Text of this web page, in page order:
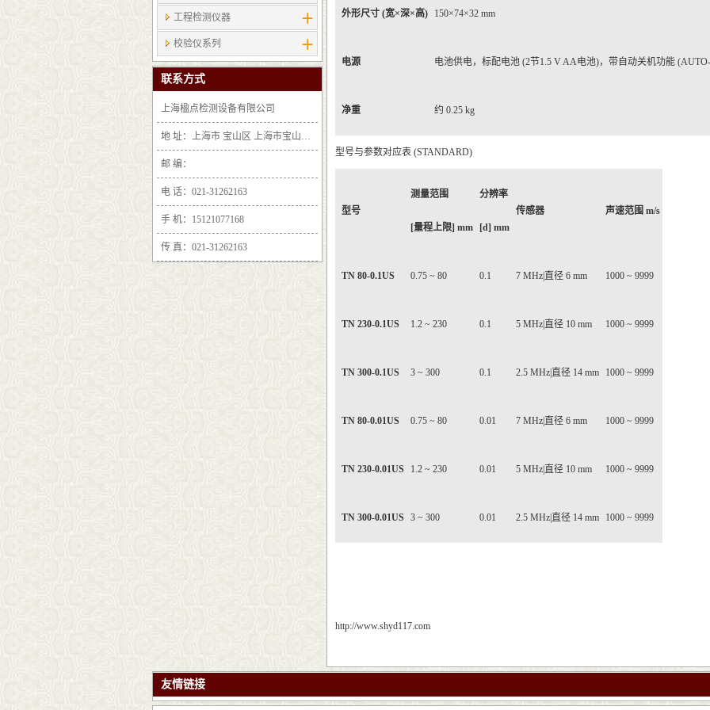
工程检测仪器
校验仪系列
联系方式
上海楹点检测设备有限公司
地 址：上海市 宝山区 上海市宝山区沪太路6397号1-2层F25区1011室
邮 编：
电 话：021-31262163
手 机：15121077168
传 真：021-31262163
外形尺寸 (宽×深×高) 150×74×32 mm
电源 电池供电，标配电池 (2节1.5 V AA电池)，带自动关机功能
净重 约 0.25 kg
型号与参数对应表 (STANDARD)
型号
测量范围
[量程上限] mm
分辨率
[d] mm
传感器 声速范围 m/s
TN 80-0.1US 0.75 ~ 80 0.1 7 MHz|直径 6 mm 1000 ~ 9999
TN 230-0.1US 1.2 ~ 230 0.1 5 MHz|直径 10 mm 1000 ~ 9999
TN 300-0.1US 3 ~ 300 0.1 2.5 MHz|直径 14 mm 1000 ~ 9999
TN 80-0.01US 0.75 ~ 80 0.01 7 MHz|直径 6 mm 1000 ~ 9999
TN 230-0.01US 1.2 ~ 230 0.01 5 MHz|直径 10 mm 1000 ~ 9999
TN 300-0.01US 3 ~ 300 0.01 2.5 MHz|直径 14 mm 1000 ~ 9999
http://www.shyd117.com
友情链接